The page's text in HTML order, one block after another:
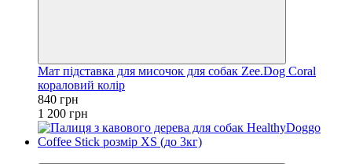
Мат підставка для мисочок для собак Zee.Dog Coral
кораловий колір
840 грн
1 200 грн